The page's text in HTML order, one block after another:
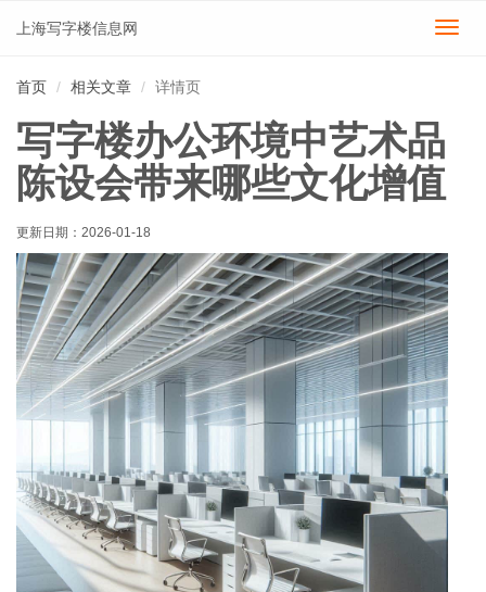
切
上海写字楼信息网
首页 相关文章 详情页
写字楼办公环境中艺术品
陈设会带来哪些文化增值
更新日期： 2026-01-18